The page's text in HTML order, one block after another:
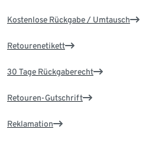
Kostenlose Rückgabe / Umtausch
Retourenetikett
30 Tage Rückgaberecht
Retouren-Gutschrift
Reklamation